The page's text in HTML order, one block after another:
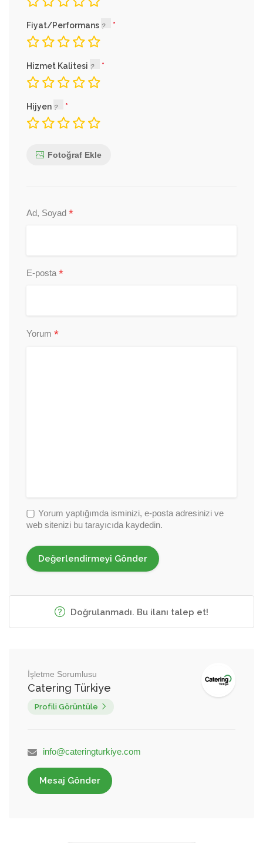
Fiyat/Performans
Hizmet Kalitesi
Hijyen
Fotoğraf Ekle
Ad, Soyad *
E-posta *
Yorum *
Yorum yaptığımda isminizi, e-posta adresinizi ve
web sitenizi bu tarayıcıda kaydedin.
Doğrulanmadı. Bu ilanı talep et!
İşletme Sorumlusu
Catering Türkiye
Profili Görüntüle
info@cateringturkiye.com
Mesaj Gönder